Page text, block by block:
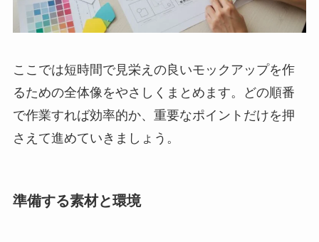
ここでは短時間で見栄えの良いモックアップを作
るための全体像をやさしくまとめます。どの順番
で作業すれば効率的か、重要なポイントだけを押
さえて進めていきましょう。
準備する素材と環境